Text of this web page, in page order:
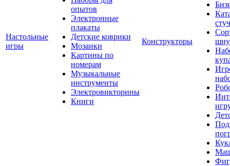
Настольные
игры
опытов
Электронные
плакаты
Детские коврики
Мозаики
Картины по
номерам
Музыкальные
инструменты
Электровикторины
Книги
Конструкторы